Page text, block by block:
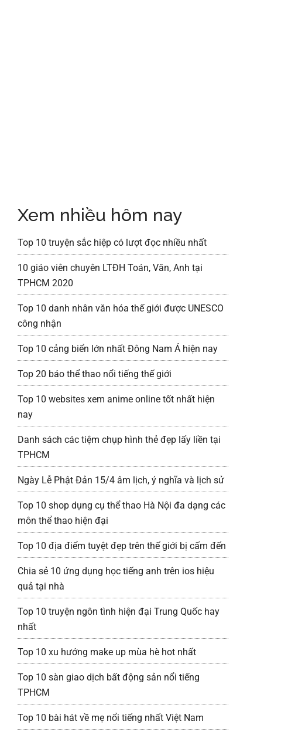
Xem nhiều hôm nay
Top 10 truyện sắc hiệp có lượt đọc nhiều nhất
10 giáo viên chuyên LTĐH Toán, Văn, Anh tại
TPHCM 2020
Top 10 danh nhân văn hóa thế giới được UNESCO
công nhận
Top 10 cảng biển lớn nhất Đông Nam Á hiện nay
Top 20 báo thể thao nổi tiếng thế giới
Top 10 websites xem anime online tốt nhất hiện
nay
Danh sách các tiệm chụp hình thẻ đẹp lấy liền tại
TPHCM
Ngày Lễ Phật Đản 15/4 âm lịch, ý nghĩa và lịch sử
Top 10 shop dụng cụ thể thao Hà Nội đa dạng các
môn thể thao hiện đại
Top 10 địa điểm tuyệt đẹp trên thế giới bị cấm đến
Chia sẻ 10 ứng dụng học tiếng anh trên ios hiệu
quả tại nhà
Top 10 truyện ngôn tình hiện đại Trung Quốc hay
nhất
Top 10 xu hướng make up mùa hè hot nhất
Top 10 sàn giao dịch bất động sản nổi tiếng
TPHCM
Top 10 bài hát về mẹ nổi tiếng nhất Việt Nam